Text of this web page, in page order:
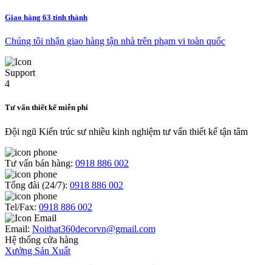
Giao hàng 63 tỉnh thành
Chúng tôi nhận giao hàng tận nhà trên phạm vi toàn quốc
Tư vấn thiết kế miễn phí
Đội ngũ Kiến trúc sư nhiều kinh nghiệm tư vấn thiết kế tận tâm
Tư vấn bán hàng: 0918 886 002
Tổng đài (24/7): 0918 886 002
Tel/Fax: 0918 886 002
Email: Noithat360decorvn@gmail.com
Hệ thống cửa hàng
Xưởng Sản Xuất